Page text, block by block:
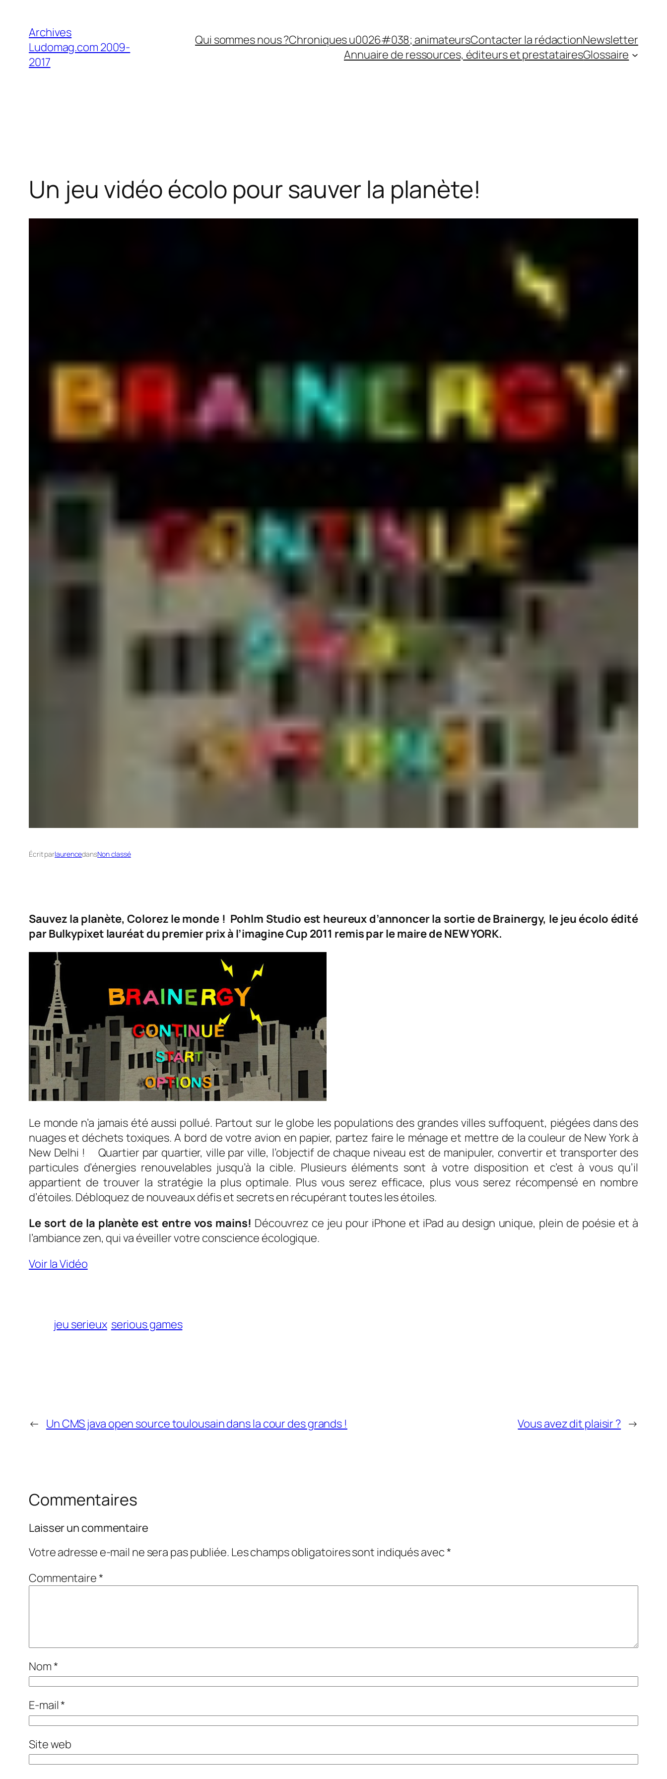
contenu
Archives
Ludomag.com 2009-
2017
Qui sommes nous ?Chroniques u0026#038; animateursContacter la rédactionNewsletter
Annuaire de ressources, éditeurs et prestatairesGlossaire
Un jeu vidéo écolo pour sauver la planète!
Écrit parlaurencedansNon classé
Sauvez la planète, Colorez le monde ! Pohlm Studio est heureux d’annoncer la sortie deBrainergy, le jeu écolo édité
parBulkypixet lauréat du premier prix à l’imagine Cup 2011 remis par le maire de NEW YORK.
Le monde n’a jamais été aussi pollué. Partout sur le globe les populations des grandes villes suffoquent, piégées dans des
nuages et déchets toxiques. A bord de votre avion en papier, partez faire le ménage et mettre de la couleur de New York à
New Delhi ! Quartier par quartier, ville par ville, l’objectif de chaque niveau est de manipuler, convertir et transporter des
particules d’énergies renouvelables jusqu’à la cible. Plusieurs éléments sont à votre disposition et c’est à vous qu’il
appartient de trouver la stratégie la plus optimale. Plus vous serez efficace, plus vous serez récompensé en nombre
d’étoiles. Débloquez de nouveaux défis et secrets en récupérant toutes les étoiles.
Le sort de la planète est entre vos mains! Découvrez ce jeu pour iPhone et iPad au design unique, plein de poésie et à
l’ambiance zen, qui va éveiller votre conscience écologique.
Voir la Vidéo
jeu serieux serious games
← Un CMS java open source toulousain dans la cour des grands ! Vous avez dit plaisir ? →
Commentaires
Laisser un commentaire
Votre adresse e-mail ne sera pas publiée. Les champs obligatoires sont indiqués avec*
Commentaire*
Nom*
E-mail*
Site web